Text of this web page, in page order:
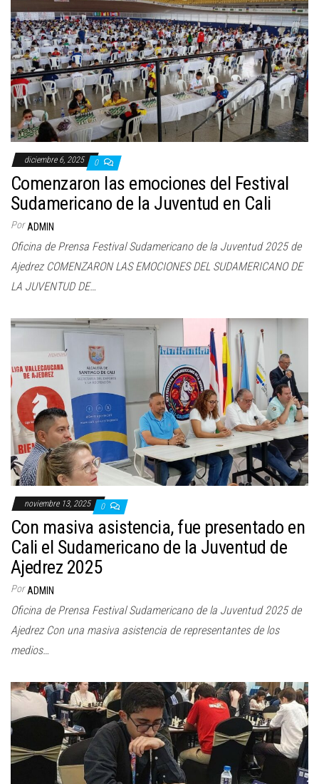
c
i
ó
n
diciembre 6, 2025 0
Comenzaron las emociones del Festival
Sudamericano de la Juventud en Cali
Por ADMIN
Oficina de Prensa Festival Sudamericano de la Juventud 2025 de
Ajedrez COMENZARON LAS EMOCIONES DEL SUDAMERICANO DE
LA JUVENTUD DE…
noviembre 13, 2025 0
Con masiva asistencia, fue presentado en
Cali el Sudamericano de la Juventud de
Ajedrez 2025
Por ADMIN
Oficina de Prensa Festival Sudamericano de la Juventud 2025 de
Ajedrez Con una masiva asistencia de representantes de los
medios…